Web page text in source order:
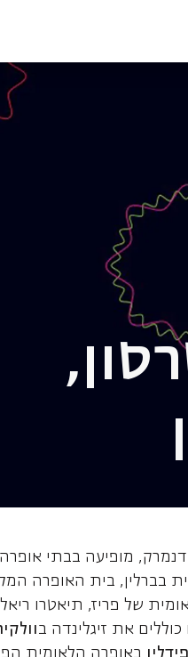
אן,
דנמרק, מופיעה בבתי
בברלין, בית האופרה
של פריז, תיאטרו
כוללים את זיגלינדה ב